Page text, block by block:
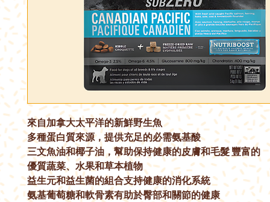
來自加拿大太平洋的新鮮野生魚
多種蛋白質來源，提供充足的必需氨基酸
三文魚油和椰子油，幫助保持健康的皮膚和毛髮 豐富的
優質蔬菜、水果和草本植物
益生元和益生菌的組合支持健康的消化系統
氨基葡萄糖和軟骨素有助於臀部和關節的健康